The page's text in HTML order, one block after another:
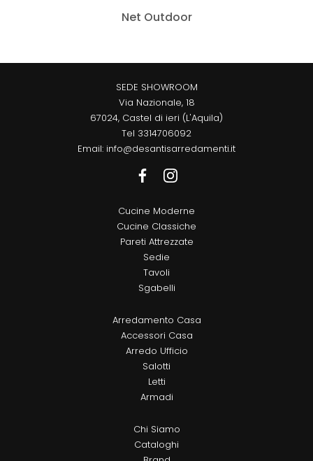
Net Outdoor
SEDE SHOWROOM
Via Nazionale, 18
67024, Castel di ieri (L'Aquila)
Tel 3314706092
Email: info@desantisarredamenti.it
Cucine Moderne
Cucine Classiche
Pareti Attrezzate
Sedie
Tavoli
Sgabelli
Arredamento Casa
Accessori Casa
Arredo Ufficio
Salotti
Letti
Armadi
Chi Siamo
Cataloghi